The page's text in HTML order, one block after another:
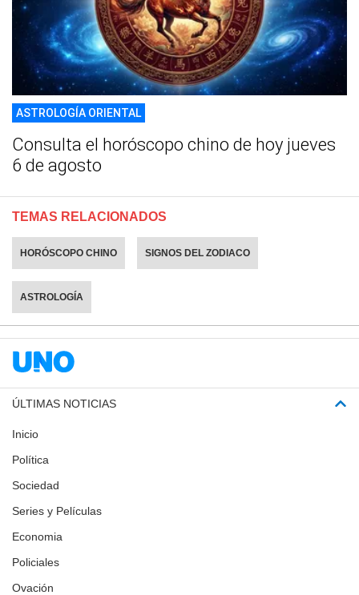
ASTROLOGÍA ORIENTAL
Consulta el horóscopo chino de hoy jueves
6 de agosto
TEMAS RELACIONADOS
HORÓSCOPO CHINO SIGNOS DEL ZODIACO
ASTROLOGÍA
ÚLTIMAS NOTICIAS
Inicio
Política
Sociedad
Series y Películas
Economia
Policiales
Ovación